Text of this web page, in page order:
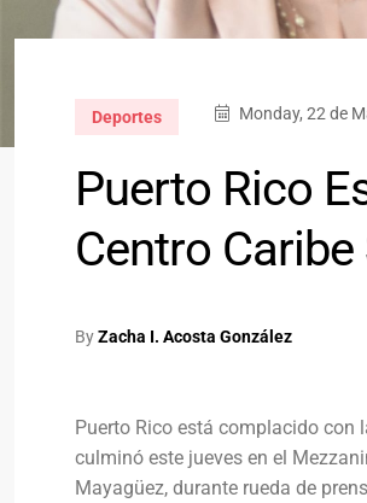
Deportes Monday, 22 de
Puerto Rico
Centro
ByZacha I. Acosta González
Puerto Rico está complacido con
culminó este jueves en el
Mayagüez, durante rueda de